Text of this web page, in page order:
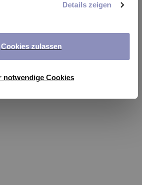
Weitere Details hierzu finden
Details zeigen
Cookies zulassen
notwendige Cookies